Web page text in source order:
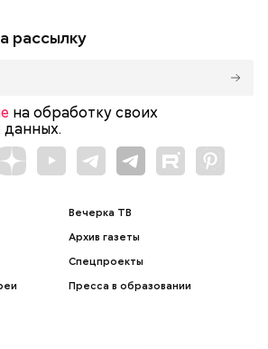
рассылку
на обработку своих
данных.
Вечерка ТВ
Архив газеты
Спецпроекты
Пресса в образовании